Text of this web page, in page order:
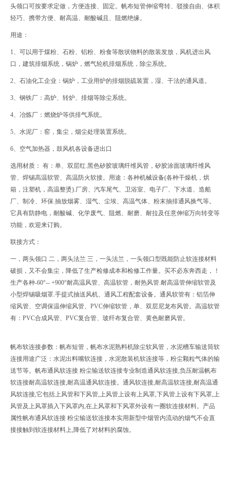
头领口可按要求定做，方便连接、固定。帆布短管伸缩弯转、驳接自由、体积
轻巧、携带方便、耐高温、耐酸碱且、阻燃绝缘。
用途：
1、可以用于煤粉、石粉、铝粉、粉食等散状物料的散装发放，风机进出风
口，建筑排烟系统，锅炉，燃气轮机排烟系统，除尘系统。
2、石油化工企业：锅炉，工业用炉的排烟脱硫装置，湿、干法的通风道。
3、钢铁厂：高炉、转炉、排烟等除尘系统。
4、冶炼厂：燃烧炉等供排气系统。
5、水泥厂：窑，集尘，烟尘处理装置系统。
6、空气加热器，鼓风机各设备进出口
选用材质： 有：单、双层红.黑色矽胶玻璃纤维风管，矽胶涂面玻璃纤维风
管、焊锡高温软管、高温防火软接。用途：各种机械设备(各种干燥机，烘
箱，注塑机，高温整烫).厂房、汽车尾气、卫浴室、电子厂、下水道、造船
厂、制冷、环保.抽放烟雾、湿气、尘埃、高温气体、粉末抽排通风换气等。
它具有防静电，耐酸碱、化学废气、阻燃、耐磨、耐拉及任意伸缩万向转变等
功能，欢迎来订购。
联接方式：
一，两头领口 二，两头法兰 三，一头法兰，一头领口型既能防止软连接材料
破损，又不会集尘，降低了生产检修成本和检修工作量。买不必东奔西走，！
生产各种-60°-- +900°耐高温风管、高温软管，耐热风管.耐高温管伸缩软管及
小型焊锡吸烟罩.手提式抽送风机、通风工程配套设备。通风软管有：铝箔伸
缩风管、空调保温伸缩风管、PVC伸缩软管，单、双层尼龙布风管。高温软管
有：PVC合成风管、PVC复合管、玻纤布复合管、黄色耐磨风管。
帆布软连接参数：帆布短管，帆布水泥熟料机除尘软风管，水泥槽车输送筒软
连接用途广泛：水泥出料嘴软连接，水泥散装机软连接等，粉尘颗粒气体的输
送节等。帆布通风软连接 粉尘输送软连接专业制造通风软连接,负压耐温帆布
软连接耐高温软连接,耐高温通风软连接。通风软连接,耐高温软连接,耐高温通
风软连接,它包括上风管和下风管,上风管上设有上风罩,下风管上设有下风罩,上
风管及上风罩插入下风罩内,在上风罩和下风罩外设有一圈软连接材料。产品
属性帆布通风软连接 粉尘输送软连接本实用新型中烟管内流动的烟气不会直
接接触到软连接材料上,降低了对材料的腐蚀。